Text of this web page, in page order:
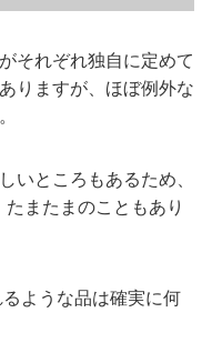
それぞれ独自に定めて
りますが、ほぼ例外な
いところもあるため、
またまのこともあり
ような品は確実に何